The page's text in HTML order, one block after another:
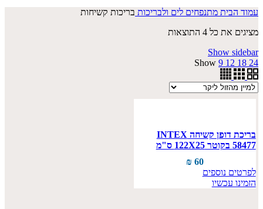
עמוד הבית מתנפחים לים ולבריכות בריכות קשיחות
מציגים את כל ⁦4⁩ התוצאות
Show sidebar
Show 9 12 18 24
בריכת דופן קשיחה INTEX
58477 בקוטר 122X25 ס"מ
₪ 60
לפרטים נוספים
הזמינו עכשיו